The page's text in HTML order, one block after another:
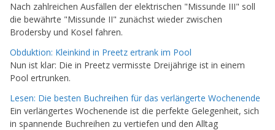
Nach zahlreichen Ausfällen der elektrischen "Missunde III" soll
die bewährte "Missunde II" zunächst wieder zwischen
Brodersby und Kosel fahren.
Obduktion: Kleinkind in Preetz ertrank im Pool
Nun ist klar: Die in Preetz vermisste Dreijährige ist in einem
Pool ertrunken.
Lesen: Die besten Buchreihen für das verlängerte Wochenende
Ein verlängertes Wochenende ist die perfekte Gelegenheit, sich
in spannende Buchreihen zu vertiefen und den Alltag